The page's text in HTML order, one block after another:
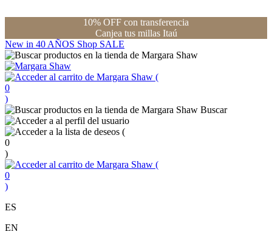
10% OFF con transferencia
Canjea tus millas Itaú
New in 40 AÑOS Shop SALE
(
0
)
Buscar
(
0
)
(
0
)
ES
EN